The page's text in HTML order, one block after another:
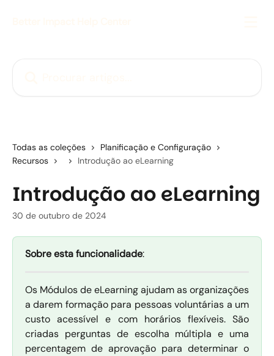
Todas as coleções
Planificação e Configuração
Recursos
Introdução ao eLearning
Introdução ao eLearning
30 de outubro de 2024
Sobre esta funcionalidade:
Os Módulos de eLearning ajudam as organizações
a darem formação para pessoas voluntárias a um
custo acessível e com horários flexíveis. São
criadas perguntas de escolha múltipla e uma
percentagem de aprovação para determinar o